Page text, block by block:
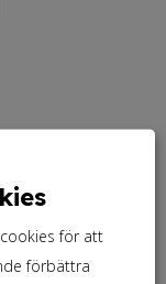
för att
förbättra